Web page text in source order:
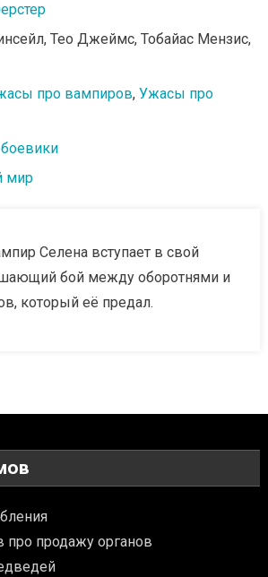
Тео Джеймс, Тобайас Мензис,
про вампиров, Ужасы про
мир
Селена вступает в свой
бой между оборотнями и
который её предал.
продажу органов